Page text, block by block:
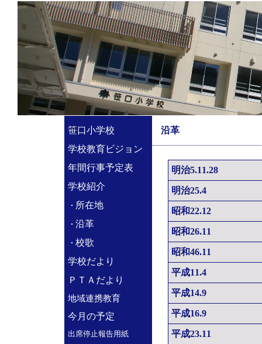
笹口小学校
学校教育ビジョン
年間行事予定表
学校紹介
所在地
沿革
校歌
学校だより
ＰＴＡだより
地域連携教育
今月の予定
出席停止報告用紙
沿革
明治5.11.28
明治25.4
昭和22.12
昭和26.11
昭和46.11
平成11.4
平成14.9
平成16.9
平成23.11